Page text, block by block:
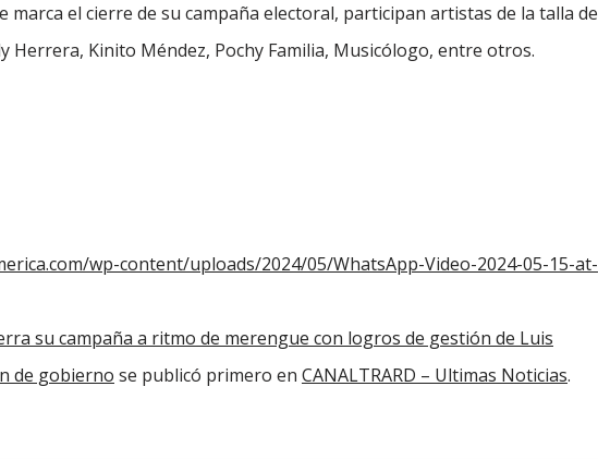
marca el cierre de su campaña electoral, participan artistas de la talla de
Herrera, Kinito Méndez, Pochy Familia, Musicólogo, entre otros.
wp-content/uploads/2024/05/WhatsApp-Video-2024-05-15-at-
su campaña a ritmo de merengue con logros de gestión de Luis
de gobierno se publicó primero en CANALTRARD – Ultimas Noticias.